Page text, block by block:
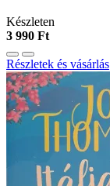
Készleten
3 990 Ft
Részletek és vásárlás